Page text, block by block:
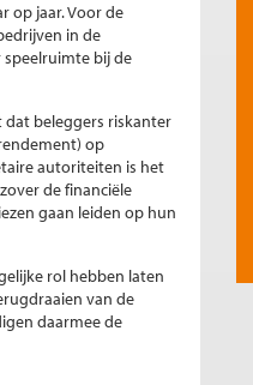
op jaar. Voor de
in de
bij de
beleggers riskanter
op
autoriteiten is het
de financiële
gaan leiden op hun
rol hebben laten
van de
daarmee de